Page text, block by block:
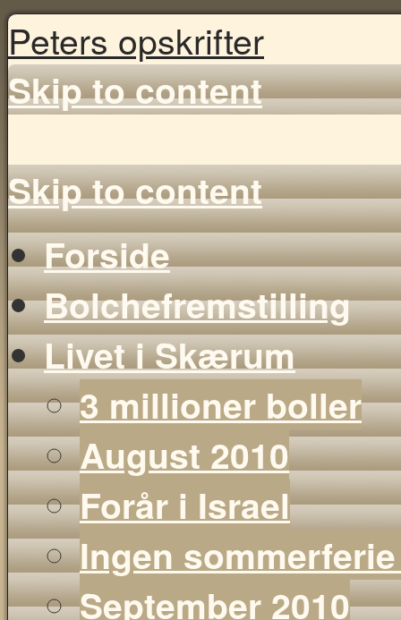
Peters opskrifter
Skip to content
Skip to content
Forside
Bolchefremstilling
Livet i Skærum
3 millioner boller
August 2010
Forår i Israel
Ingen
September 2010